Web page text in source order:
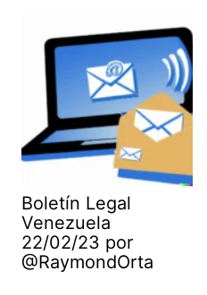
Boletín Legal
Venezuela
22/02/23 por
@RaymondOrta